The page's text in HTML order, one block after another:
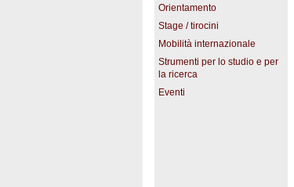
Orientamento
Stage / tirocini
Mobilità internazionale
Strumenti per lo studio e per
la ricerca
Eventi